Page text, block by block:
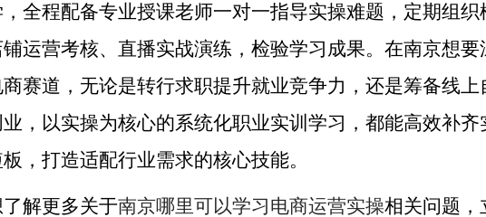
全程配备专业授课老师一对一指导实操难题，定期组织
铺运营考核、直播实战演练，检验学习成果。在南京想要
商赛道，无论是转行求职提升就业竞争力，还是筹备线上
，以实操为核心的系统化职业实训学习，都能高效补齐
板，打造适配行业需求的核心技能。
解更多关于南京哪里可以学习电商运营实操相关问题，